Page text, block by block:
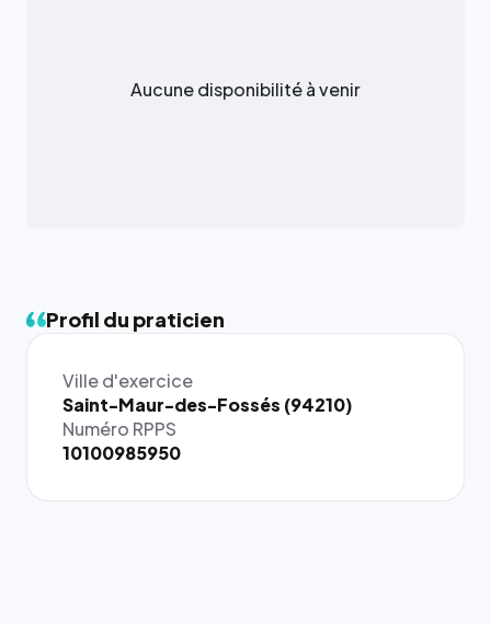
Aucune disponibilité à venir
Profil du praticien
Ville d'exercice
Saint-Maur-des-Fossés (94210)
Numéro RPPS
10100985950
{# 40×40
: la taille
rendue par
`.profile-